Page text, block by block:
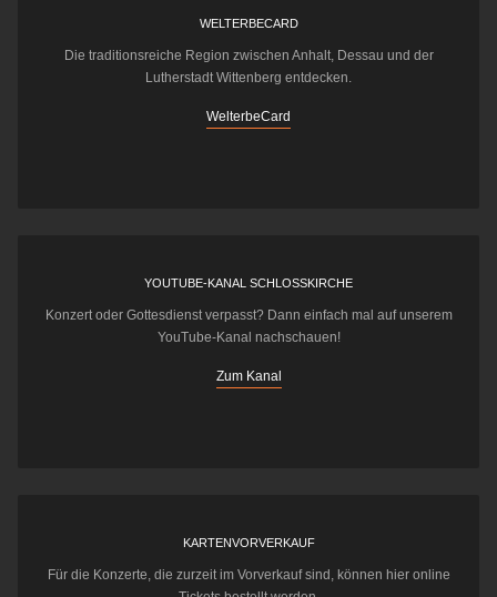
WELTERBECARD
Die traditionsreiche Region zwischen Anhalt, Dessau und der
Lutherstadt Wittenberg entdecken.
WelterbeCard
YOUTUBE-KANAL SCHLOSSKIRCHE
Konzert oder Gottesdienst verpasst? Dann einfach mal auf unserem
YouTube-Kanal nachschauen!
Zum Kanal
KARTENVORVERKAUF
Für die Konzerte, die zurzeit im Vorverkauf sind, können hier online